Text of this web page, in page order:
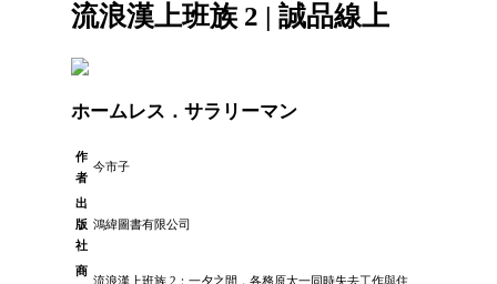
流浪漢上班族 2 | 誠品線上
ホームレス．サラリーマン
作
者
今市子
出
版
社
鴻緯圖書有限公司
商
流浪漢上班族 2：一夕之間，各務原太一同時失去工作與住